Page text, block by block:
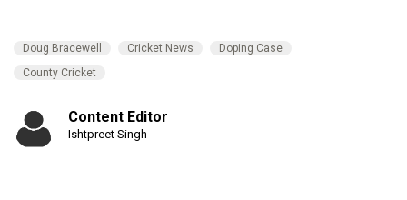
Doug Bracewell Cricket News
Doping Case
County Cricket
Content Editor
Ishtpreet Singh